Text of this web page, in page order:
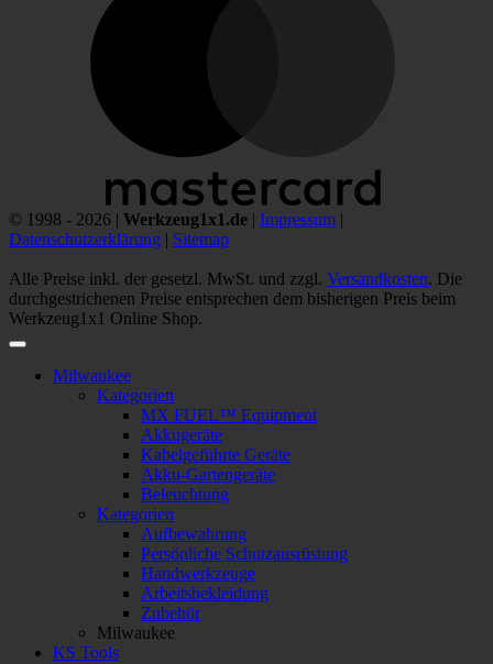
© 1998 - 2026 | Werkzeug1x1.de | Impressum |
Datenschutzerklärung | Sitemap
Alle Preise inkl. der gesetzl. MwSt. und zzgl. Versandkosten. Die
durchgestrichenen Preise entsprechen dem bisherigen Preis beim
Werkzeug1x1 Online Shop.
Milwaukee
Kategorien
MX FUEL™ Equipment
Akkugeräte
Kabelgeführte Geräte
Akku-Gartengeräte
Beleuchtung
Kategorien
Aufbewahrung
Persönliche Schutzausrüstung
Handwerkzeuge
Arbeitsbekleidung
Zubehör
Milwaukee
KS Tools